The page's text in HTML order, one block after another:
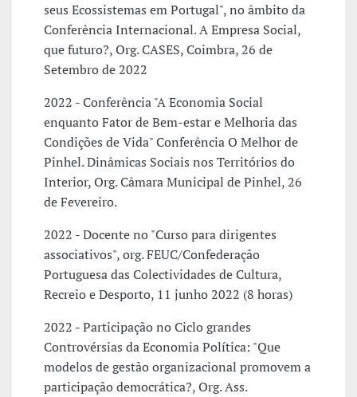
seus Ecossistemas em Portugal", no âmbito da
Conferência Internacional. A Empresa Social,
que futuro?, Org. CASES, Coimbra, 26 de
Setembro de 2022
2022 - Conferência "A Economia Social
enquanto Fator de Bem-estar e Melhoria das
Condições de Vida" Conferência O Melhor de
Pinhel. Dinâmicas Sociais nos Territórios do
Interior, Org. Câmara Municipal de Pinhel, 26
de Fevereiro.
2022 - Docente no "Curso para dirigentes
associativos", org. FEUC/Confederação
Portuguesa das Colectividades de Cultura,
Recreio e Desporto, 11 junho 2022 (8 horas)
2022 - Participação no Ciclo grandes
Controvérsias da Economia Política: "Que
modelos de gestão organizacional promovem a
participação democrática?, Org. Ass.